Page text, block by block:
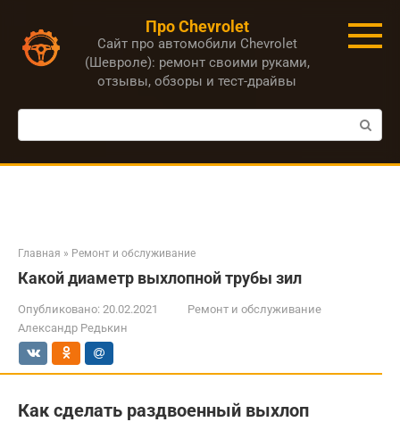
контенту
Про Chevrolet
Сайт про автомобили Chevrolet
(Шевроле): ремонт своими руками,
отзывы, обзоры и тест-драйвы
Поиск:
Главная » Ремонт и обслуживание
Какой диаметр выхлопной трубы зил
Опубликовано: 20.02.2021
Ремонт и обслуживание
Александр Редькин
Как сделать раздвоенный выхлоп